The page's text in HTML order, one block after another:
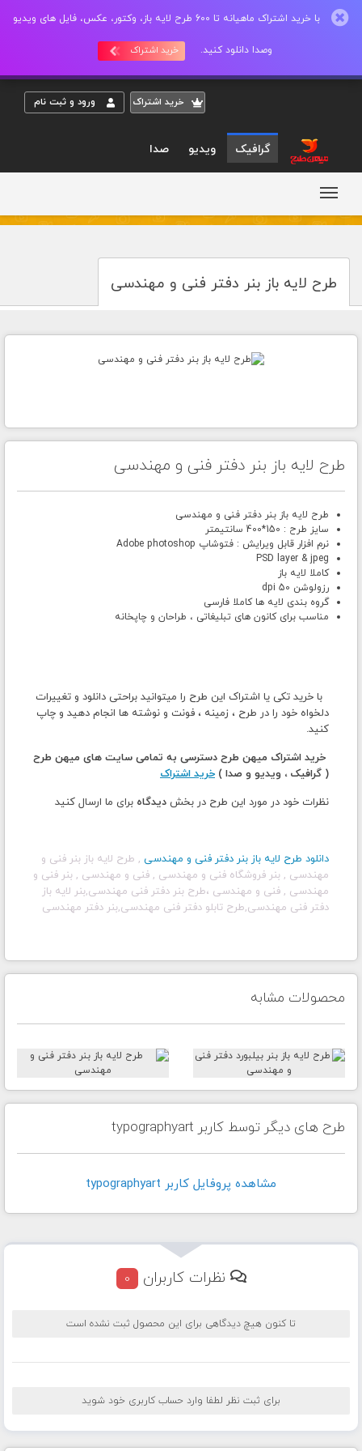
با خرید اشتراک ماهیانه تا 600 طرح لایه باز، وکتور، عکس، فایل های ویدیو
وصدا دانلود کنید. خرید اشتراک
خريد اشتراک ورود و ثبت نام
گرافیک ویدیو صدا
طرح لایه باز بنر دفتر فنی و مهندسی
طرح لایه باز بنر دفتر فنی و مهندسی
طرح لایه باز بنر دفتر فنی و مهندسی
سایز طرح : 150*400 سانتیمتر
نرم افزار قابل ویرایش : فتوشاپ Adobe photoshop
PSD layer & jpeg
کاملا لایه باز
رزولوشن 50 dpi
گروه بندی لایه ها کاملا فارسی
مناسب برای کانون های تبلیغاتی ، طراحان و چاپخانه
با خرید تکی یا اشتراک این طرح را میتوانید براحتی دانلود و تغییرات
دلخواه خود را در طرح ، زمینه ، فونت و نوشته ها انجام دهید و چاپ
کنید.
خرید اشتراک میهن طرح دسترسی به تمامی سایت های میهن طرح
( گرافیک ، ویدیو و صدا ) خرید اشتراک
نظرات خود در مورد این طرح در بخش دیدگاه برای ما ارسال کنید
دانلود طرح لایه باز بنر دفتر فنی و مهندسی , طرح لایه باز بنر فنی و
مهندسی , بنر فروشگاه فنی و مهندسی , فنی و مهندسی , بنر فنی و
مهندسی , فنی و مهندسی ،طرح بنر دفتر فنی مهندسی,بنر لایه باز
دفتر فنی مهندسی,طرح تابلو دفتر فنی مهندسی,بنر دفتر مهندسی
محصولات مشابه
طرح های دیگر توسط کاربر typographyart
مشاهده پروفايل کاربر typographyart
نظرات کاربران 0
تا کنون هیچ دیدگاهی برای این محصول ثبت نشده است
برای ثبت نظر لطفا وارد حساب کاربری خود شوید